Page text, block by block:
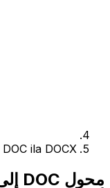
DOC ila DOCX